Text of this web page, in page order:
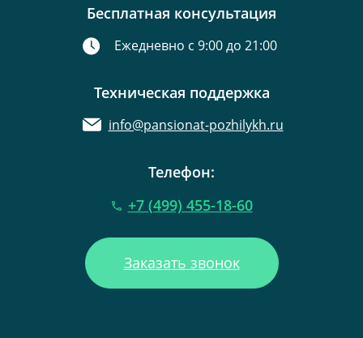
Бесплатная консультация
Ежедневно с 9:00 до 21:00
Техническая поддержка
info@pansionat-pozhilykh.ru
Телефон:
+7 (499) 455-18-60
Заказать звонок